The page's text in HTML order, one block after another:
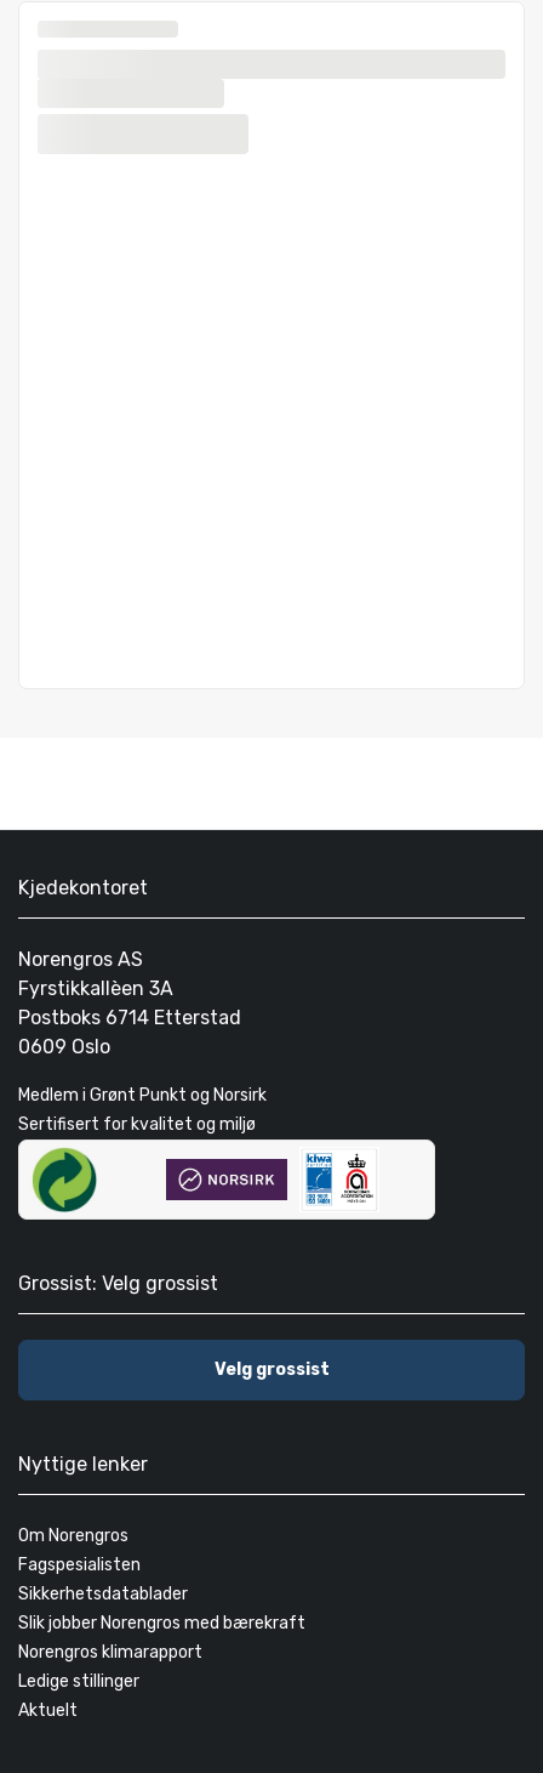
Kjedekontoret
Norengros AS
Fyrstikkallèen 3A
Postboks 6714 Etterstad
0609 Oslo
Medlem i Grønt Punkt og Norsirk
Sertifisert for kvalitet og miljø
Grossist: Velg grossist
Velg grossist
Nyttige lenker
Om Norengros
Fagspesialisten
Sikkerhetsdatablader
Slik jobber Norengros med bærekraft
Norengros klimarapport
Ledige stillinger
Aktuelt